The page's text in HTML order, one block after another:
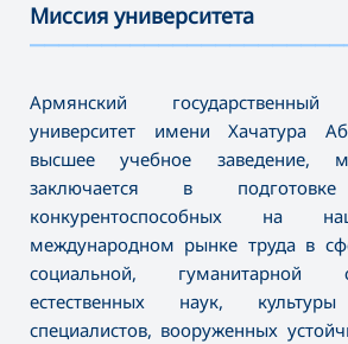
Миссия университета
Армянский государственный
университет имени Хачатура
высшее учебное заведение,
заключается в подготовке
конкурентоспособных на
международном рынке труда в
социальной, гуманитарной
естественных наук,
специалистов, вооруженных